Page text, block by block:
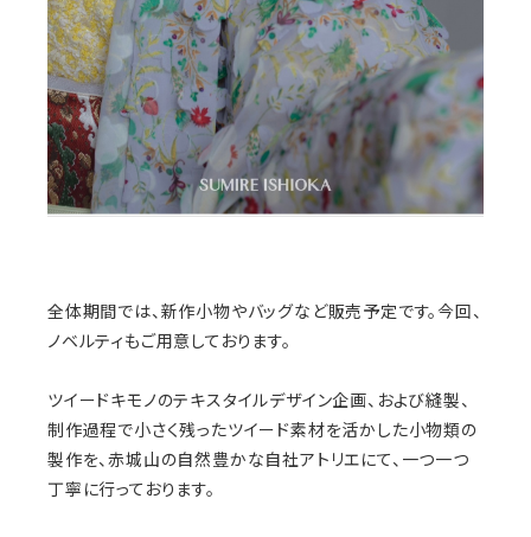
全体期間では、新作小物やバッグなど販売予定です。今回、
ノベルティもご用意しております。
ツイードキモノのテキスタイルデザイン企画、および縫製、
制作過程で小さく残ったツイード素材を活かした小物類の
製作を、赤城山の自然豊かな自社アトリエにて、一つ一つ
丁寧に行っております。